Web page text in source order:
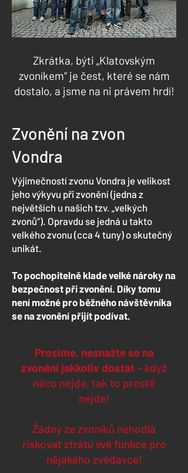
Zkrátka, býti „Klatovským
zvoníkem“ je čest, které se nám
dostalo, a jsme na ni právem hrdí!
Zvonění na zvon
Vondra
Výjimečností zvonu Vondra je velikost
jeho výkyvu při zvonění (jedna z
největších u našich tzv. „velkých
zvonů“). Opravdu se jedná u takto
velkého zvonu (cca 4 tuny) o skutečný
unikát.
To pochopitelně klade velké nároky na
bezpečnost při zvonění. Díky tomu
není možné pro běžného návštěvníka
se na zvonění přijít podívat.
Prosíme, nesnažte se na
zvonění jakkoliv dostat– když
něco nejde, tak to prostě
nejde!
Žádný ze zvoníků nehodlá
riskovat ztrátu své funkce pro
nějakého zvědavce!